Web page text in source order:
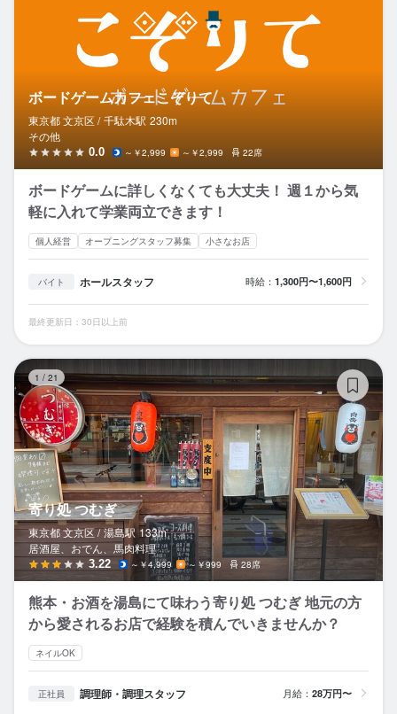
ボードゲームカフェこぞりて
東京都 文京区 / 千駄木駅 230m
その他
0.0 ～￥2,999 ～￥2,999 22席
ボードゲームに詳しくなくても大丈夫！ 週１から気
軽に入れて学業両立できます！
個人経営 オープニングスタッフ募集 小さなお店
バイト ホールスタッフ 時給： 1,300円〜1,600円
最終更新日：30日以上前
1 / 21
寄り処 つむぎ
東京都 文京区 / 湯島駅 133m
居酒屋、おでん、馬肉料理
3.22 ～￥4,999 ～￥999 28席
熊本・お酒を湯島にて味わう寄り処 つむぎ 地元の方
から愛されるお店で経験を積んでいきませんか？
ネイルOK
正社員 調理師・調理スタッフ 月給： 28万円〜